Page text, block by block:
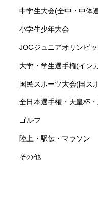
中学生大会(全中・中体
小学生少年大会
JOCジュニアオリンピ
大学・学生選手権(イン
国民スポーツ大会(国ス
全日本選手権・天皇杯
ゴルフ
陸上・駅伝・マラソン
その他